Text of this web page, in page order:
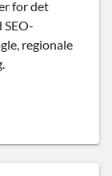
for det
SEO-
regionale